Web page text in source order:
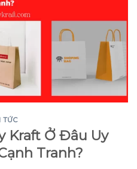
TỨC
Kraft Ở Đâu Uy
Tranh?